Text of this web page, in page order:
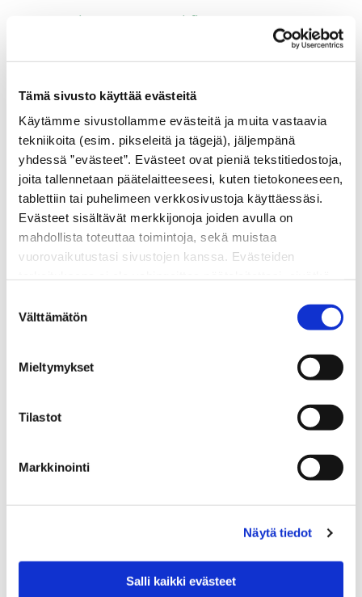
Tämä sivusto käyttää evästeitä
Käytämme sivustollamme evästeitä ja muita vastaavia
tekniikoita (esim. pikseleitä ja tägejä), jäljempänä
yhdessä ”evästeet”. Evästeet ovat pieniä tekstitiedostoja,
joita tallennetaan päätelaitteeseesi, kuten tietokoneeseen,
tablettiin tai puhelimeen verkkosivustoja käyttäessäsi.
Evästeet sisältävät merkkijonoja joiden avulla on
mahdollista toteuttaa toimintoja, sekä muistaa
vuorovaikutustasi sivustojen kanssa. Evästeiden
viruksia. Evästeisiin voidaan tallentaa tietoja verkossa
toimivan palvelun käytön tai sivustolla vierailun aikana ja
valinta
Välttämätön
Mieltymykset
Tilastot
Markkinointi
Näytä tiedot
Salli kaikki evästeet
eeva.vuorinen@soravuori.fi
Hyväksy markkinointievästeet nähdäksesi
tämän kartan.